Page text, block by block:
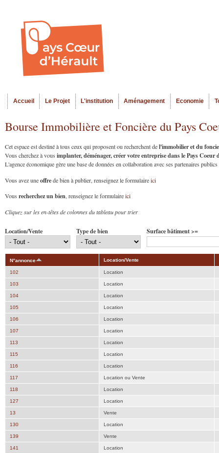
Menu principal
Accueil Le Projet L'institution Aménagement Economie
Bourse Immobilière et Foncière du Pays
Cet espace est destiné à tous ceux qui proposent ou recherchent del'immobilier et du
Vous cherchez à vous implanter, déménager, créer votre entreprise dans le Pays
L'agence économique gère une base de données en collaboration avec ses partenaires
Vous avez uneoffrede bien à publier, renseignez le formulaireici
Vous recherchez un bien, renseignez le formulaireici
Cliquez sur les en-têtes de colonnes du tableau pour trier
Location/Vente Type de bien Surface bâtiment >=
N°annonce Location/Vente
102 Location
103 Location
104 Location
105 Location
106 Location
107 Location
113 Location
115 Location
116 Location
117 Location ou Vente
118 Location
127 Location
13 Vente
130 Location
139 Vente
141 Location